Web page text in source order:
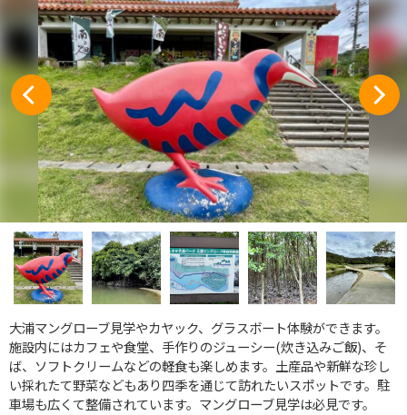
大浦マングローブ見学やカヤック、グラスボート体験ができます。
施設内にはカフェや食堂、手作りのジューシー(炊き込みご飯)、そ
ば、ソフトクリームなどの軽食も楽しめます。土産品や新鮮な珍し
い採れたて野菜などもあり四季を通じて訪れたいスポットです。駐
車場も広くて整備されています。マングローブ見学は必見です。